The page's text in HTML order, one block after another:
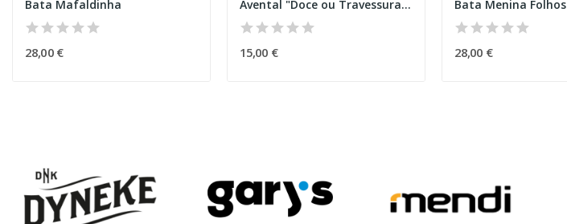
Bata Mafaldinha
28,00 €
Avental "Doce ou Travessura" Halloween
15,00 €
Bata Menina Folhos
28,00 €